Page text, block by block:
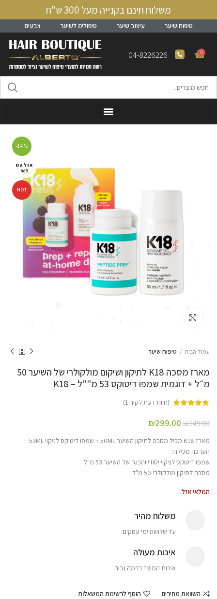
משלוח חינם בקנייה מעל 300 ש"ח
טיפוח שיער עיצוב שיער טיפולים לשיער צבעים
0
04-8226226
-14%
אזל המ
לאי
HOT
עמוד הבית טיפוח שיער
מארז מסכה K18 לתיקון ושיקום מולקולרי של השיער 50
מ״ל + דוגמית שמפו דיטוקס 53 מ""ל – K18
(חוות דעת לקוח 1
)
₪349.00
₪299.00
מארז K18 מכיל מסכה לתיקון השיער 50ML + שמפו דיטוקס לניקוי 53ML
הערכה מכילה:
שמפו דיטוקס לניקוי יסודי והכנה של השיער 53 מ"ל
מסכה לתיקון מולקולרי 50 מ"ל
המלאי אזל
משלוח מהיר
עד שלושה ימי עסקים
איכות מעולה
איכות המוצר ברמה גבוה
השוואת מחירים הוסף לרשימת המשאלות